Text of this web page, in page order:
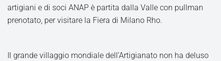
artigiani e di soci ANAP è partita dalla Valle con pullman
prenotato, per visitare la Fiera di Milano Rho.
Il grande villaggio mondiale dell’Artigianato non ha deluso